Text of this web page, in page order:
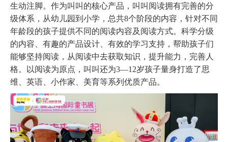
生动注脚。作为叫叫的核心产品，叫叫阅读拥有完善的分
级体系，从幼儿园到小学，总共8个阶段的内容，针对不同
年龄段的孩子提供不同的阅读内容及阅读方式。科学分级
的内容、有趣的产品设计、有效的学习支持，帮助孩子们
能够坚持阅读，从阅读中去获取知识，提升能力，完善人
格。以阅读为原点，叫叫还为3—12岁孩子量身打造了思
维、英语、小作家、美育等系列优质产品。